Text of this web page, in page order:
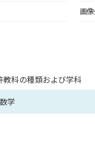
画
教科の種類および学科
数学